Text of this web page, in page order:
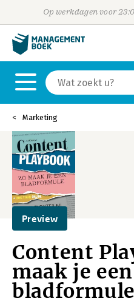
Op werkdagen voor
Marketing
Preview
Content
maak je een
bladformule